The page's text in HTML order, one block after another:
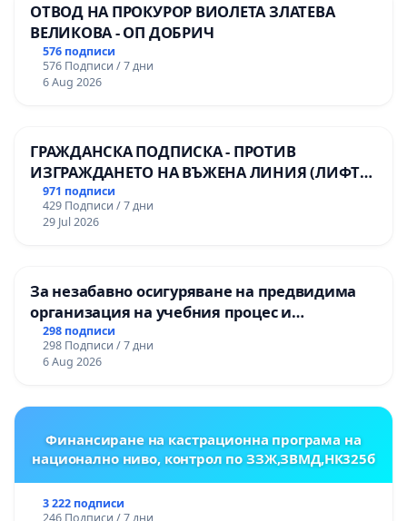
ОТВОД НА ПРОКУРОР ВИОЛЕТА ЗЛАТЕВА
ВЕЛИКОВА - ОП ДОБРИЧ
576 подписи
576 Подписи / 7 дни
6 Aug 2026
ГРАЖДАНСКА ПОДПИСКА - ПРОТИВ
ИЗГРАЖДАНЕТО НА ВЪЖЕНА ЛИНИЯ (ЛИФТ)
НА ТЕРИТОРИЯТА НА ПРИРОДНА
ЗАБЕЛЕЖИТЕЛНОСТ „ХЪЛМ НА
ОСВОБОДИТЕЛИТЕ“ (БУНАРДЖИК)
971 подписи
429 Подписи / 7 дни
29 Jul 2026
За незабавно осигуряване на предвидима
организация на учебния процес и
гарантиране на правото на равнопоставено
и качествено образование на учениците от
ОУ „Княз Александър I“ и Хуманитарна
298 подписи
298 Подписи / 7 дни
6 Aug 2026
Финансиране на кастрационна програма на
национално ниво, контрол по ЗЗЖ,ЗВМД,НК325б
3 222 подписи
246 Подписи / 7 дни